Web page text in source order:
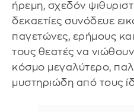
ήρεμη, σχεδόν
δεκαετίες συνόδευε
παγετώνες, ερήμους
τους θεατές να
κόσμο μεγαλύτερο,
μυστηριώδη από τους